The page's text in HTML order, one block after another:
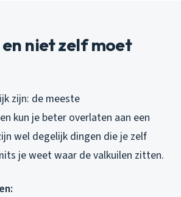
niet zelf moet
zijn: de meeste
kun je beter overlaten aan een
wel degelijk dingen die je zelf
je weet waar de valkuilen zitten.